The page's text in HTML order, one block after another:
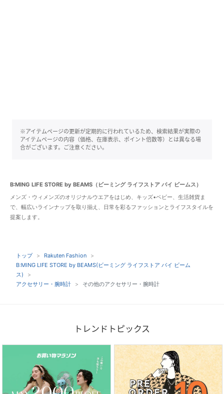
※アイテムページの更新が定期的に行われているため、検索結果が実際の
アイテムページの内容（価格、在庫表示、ポイント倍数等）とは異なる場
合がございます。ご注意ください。
B:MING LIFE STORE by BEAMS（ビーミング ライフストア バイ ビームス）
メンズ・ウィメンズのオリジナルウエアをはじめ、キッズ•ベビー、生活雑貨ま
で、幅広いラインナップを取り揃え、日常を彩るファッションとライフスタイルを
提案します。
トップ
Rakuten Fashion
B:MING LIFE STORE by BEAMS(ビーミング ライフストア バイ ビーム
ス)
アクセサリー・腕時計
その他のアクセサリー・腕時計
トレンドトピックス